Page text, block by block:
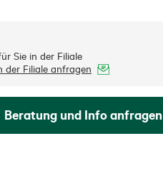
Sie in der Filiale
der Filiale anfragen
Beratung und Info anfragen